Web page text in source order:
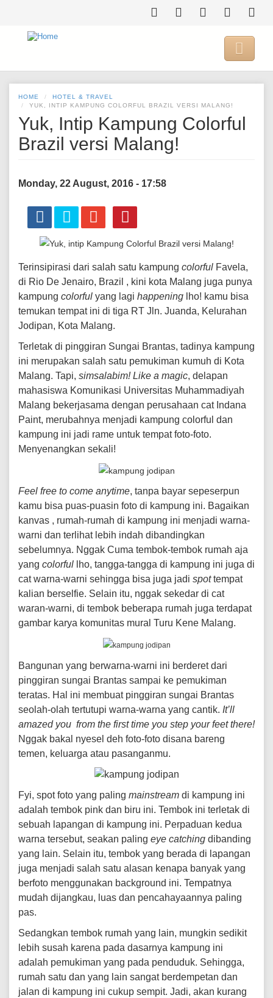

HOME
HOTEL & TRAVEL
YUK, INTIP KAMPUNG COLORFUL BRAZIL VERSI MALANG!
Yuk, Intip Kampung Colorful
Brazil versi Malang!
Monday, 22 August, 2016 - 17:58
Terinsipirasi dari salah satu kampung colorful Favela,
di Rio De Jenairo, Brazil , kini kota Malang juga punya
kampung colorful yang lagi happening lho! kamu bisa
temukan tempat ini di tiga RT Jln. Juanda, Kelurahan
Jodipan, Kota Malang.
Terletak di pinggiran Sungai Brantas, tadinya kampung
ini merupakan salah satu pemukiman kumuh di Kota
Malang. Tapi, simsalabim! Like a magic, delapan
mahasiswa Komunikasi Universitas Muhammadiyah
Malang bekerjasama dengan perusahaan cat Indana
Paint, merubahnya menjadi kampung colorful dan
kampung ini jadi rame untuk tempat foto-foto.
Menyenangkan sekali!
Feel free to come anytime, tanpa bayar sepeserpun
kamu bisa puas-puasin foto di kampung ini. Bagaikan
kanvas , rumah-rumah di kampung ini menjadi warna-
warni dan terlihat lebih indah dibandingkan
sebelumnya. Nggak Cuma tembok-tembok rumah aja
yang colorful lho, tangga-tangga di kampung ini juga di
cat warna-warni sehingga bisa juga jadi spottempat
kalian berselfie. Selain itu, nggak sekedar di cat
waran-warni, di tembok beberapa rumah juga terdapat
gambar karya komunitas mural Turu Kene Malang.
Bangunan yang berwarna-warni ini berderet dari
pinggiran sungai Brantas sampai ke pemukiman
teratas. Hal ini membuat pinggiran sungai Brantas
seolah-olah tertutupi warna-warna yang cantik. It’ll
amazed you from the first time you step your feet there!
Nggak bakal nyesel deh foto-foto disana bareng
temen, keluarga atau pasanganmu.
Fyi, spot foto yang paling mainstream di kampung ini
adalah tembok pink dan biru ini. Tembok ini terletak di
sebuah lapangan di kampung ini. Perpaduan kedua
warna tersebut, seakan paling eye catching dibanding
yang lain. Selain itu, tembok yang berada di lapangan
juga menjadi salah satu alasan kenapa banyak yang
berfoto menggunakan background ini. Tempatnya
mudah dijangkau, luas dan pencahayaannya paling
pas.
Sedangkan tembok rumah yang lain, mungkin sedikit
lebih susah karena pada dasarnya kampung ini
adalah pemukiman yang pada penduduk. Sehingga,
rumah satu dan yang lain sangat berdempetan dan
jalan di kampung ini cukup sempit. Jadi, akan kurang